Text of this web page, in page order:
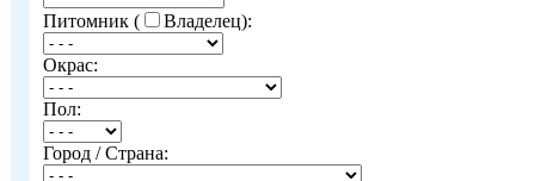
Питомник ( Владелец):
Окрас:
Пол:
Город / Страна: